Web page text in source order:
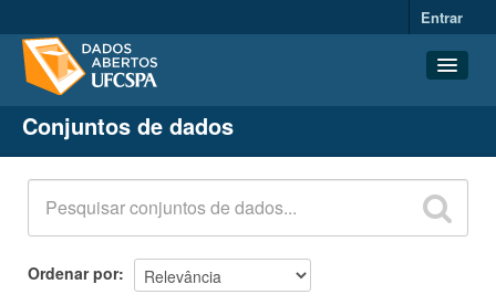
Entrar
Conjuntos de dados
Organizações
Grupos
Sobre
Conjuntos de dados
Ordenar por